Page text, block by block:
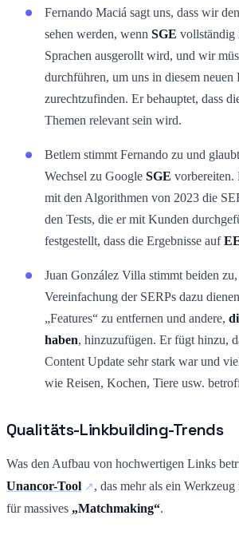
Fernando Maciá sagt uns, dass wir
sehen werden, wenn SGE vollständig
Sprachen ausgerollt wird, und wir
durchführen, um uns in diesem neuen
zurechtzufinden. Er behauptet, dass
Themen relevant sein wird.
Betlem stimmt Fernando zu und
Wechsel zu Google SGE vorbereiten.
mit den Algorithmen von 2023 die
den Tests, die er mit Kunden
festgestellt, dass die Ergebnisse auf
Juan González Villa stimmt beiden zu,
Vereinfachung der SERPs dazu
„Features“ zu entfernen und andere,
haben, hinzuzufügen. Er fügt hinzu,
Content Update sehr stark war und
wie Reisen, Kochen, Tiere usw.
Qualitäts-Linkbuilding-Trends
Was den Aufbau von hochwertigen Links
Unancor-Tool
, das mehr als ein
für massives „Matchmaking“.